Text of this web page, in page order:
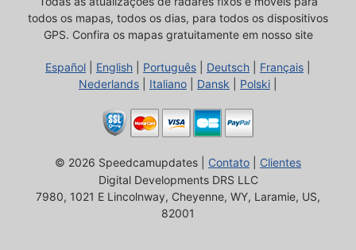
todos os mapas, todos os dias, para todos os dispositivos
GPS. Confira os mapas gratuitamente em nosso site
Español English Português Deutsch Français
Nederlands
Italiano Dansk Polski
© 2026 Speedcamupdates | Contato
Clientes
Digital Developments DRS LLC
7980, 1021 E Lincolnway, Cheyenne, WY, Laramie, US,
82001